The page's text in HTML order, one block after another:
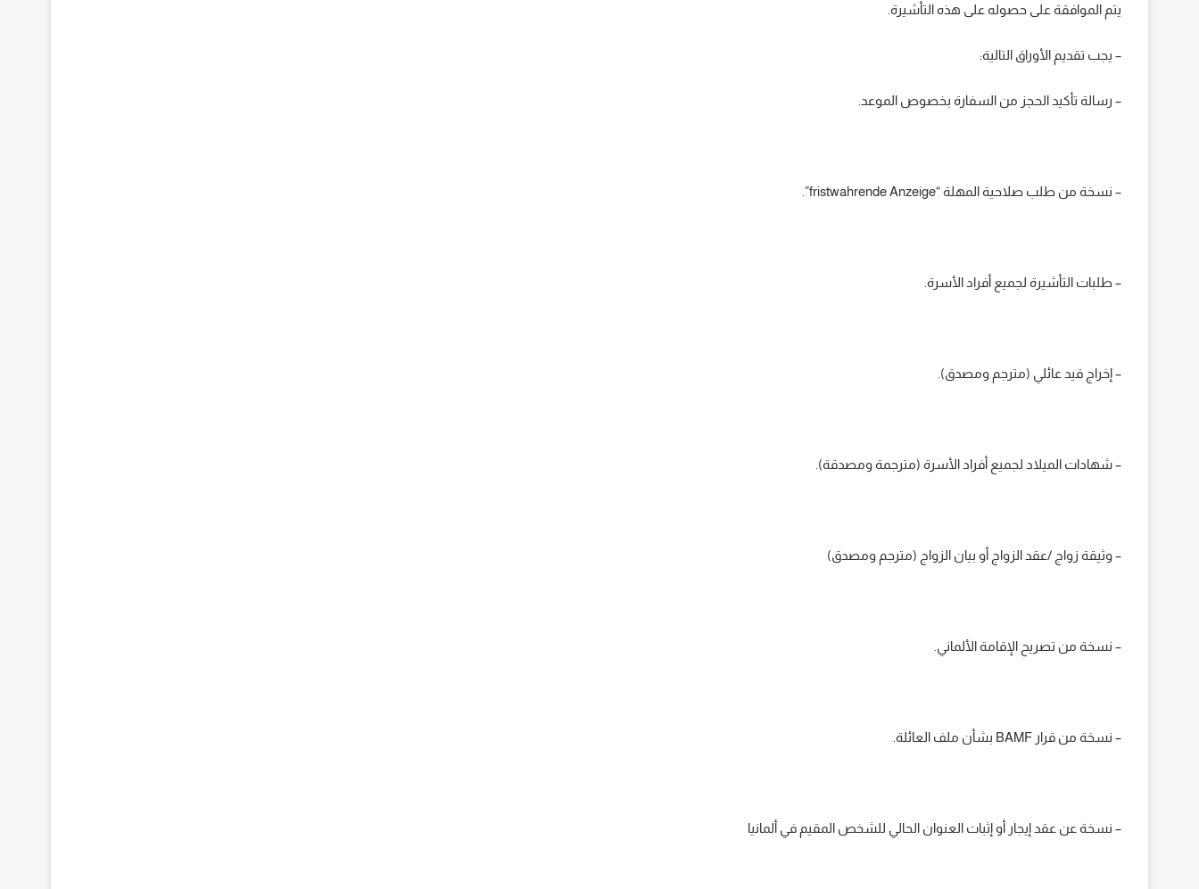
يتم الموافقة على حصوله على هذه التأشيرة.
– يجب تقديم الأوراق التالية:
– رسالة تأكيد الحجز من السفارة بخصوص الموعد.
– نسخة من طلب صلاحية المهلة “fristwahrende Anzeige”.
– طلبات التأشيرة لجميع أفراد الأسرة.
– إخراج قيد عائلي (مترجم ومصدق).
– شهادات الميلاد لجميع أفراد الأسرة (مترجمة ومصدقة).
– وثيقة زواج /عقد الزواج أو بيان الزواج (مترجم ومصدق)
– نسخة من تصريح الإقامة الألماني.
– نسخة من قرار BAMF بشأن ملف العائلة.
– نسخة عن عقد إيجار أو إثبات العنوان الحالي للشخص المقيم في ألمانيا